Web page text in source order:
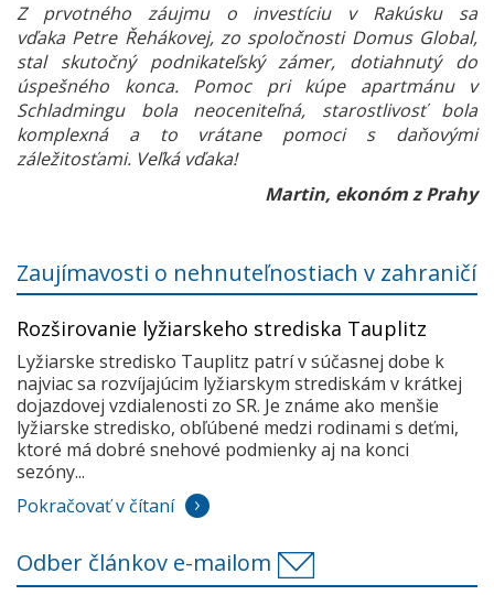
Z prvotného záujmu o investíciu v Rakúsku sa
vďaka Petre Řehákovej, zo spoločnosti Domus Global,
stal skutočný podnikateľský zámer, dotiahnutý do
úspešného konca. Pomoc pri kúpe apartmánu v
Schladmingu bola neoceniteľná, starostlivosť bola
komplexná a to vrátane pomoci s daňovými
záležitosťami. Veľká vďaka!
Martin, ekonóm z Prahy
Zaujímavosti o nehnuteľnostiach v zahraničí
Rozširovanie lyžiarskeho strediska Tauplitz
Lyžiarske stredisko Tauplitz patrí v súčasnej dobe k
najviac sa rozvíjajúcim lyžiarskym strediskám v krátkej
dojazdovej vzdialenosti zo SR. Je známe ako menšie
lyžiarske stredisko, obľúbené medzi rodinami s deťmi,
ktoré má dobré snehové podmienky aj na konci
sezóny...
Pokračovať v čítaní
Odber článkov e-mailom